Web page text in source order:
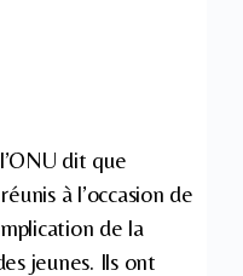
dit que
à l’occasion de
de la
jeunes. Ils ont